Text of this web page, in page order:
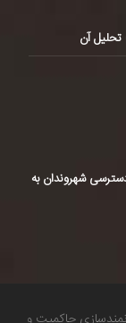
آن
شهروندان به